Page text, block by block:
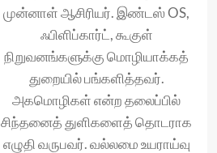
முன்னாள் ஆசிரியர். இண்டஸ் OS,
ஃபிளிப்கார்ட், கூகுள்
நிறுவனங்களுக்கு மொழியாக்கத்
துறையில் பங்களித்தவர்.
அகமொழிகள் என்ற தலைப்பில்
சிந்தனைத் துளிகளைத் தொடராக
எழுதி வருபவர். வல்லமை உயராய்வு